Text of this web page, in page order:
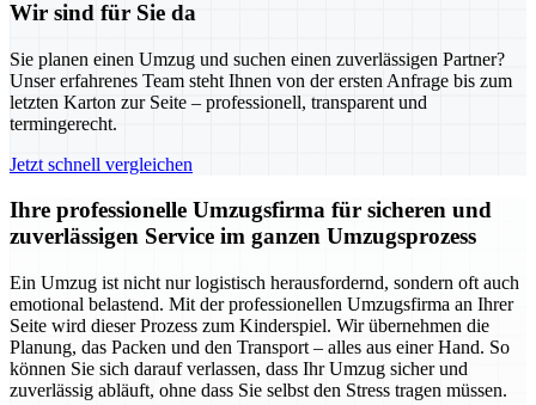
Wir sind für Sie da
Sie planen einen Umzug und suchen einen zuverlässigen Partner?
Unser erfahrenes Team steht Ihnen von der ersten Anfrage bis zum
letzten Karton zur Seite – professionell, transparent und
termingerecht.
Jetzt schnell vergleichen
Ihre professionelle Umzugsfirma für sicheren und
zuverlässigen Service im ganzen Umzugsprozess
Ein Umzug ist nicht nur logistisch herausfordernd, sondern oft auch
emotional belastend. Mit der professionellen Umzugsfirma an Ihrer
Seite wird dieser Prozess zum Kinderspiel. Wir übernehmen die
Planung, das Packen und den Transport – alles aus einer Hand. So
können Sie sich darauf verlassen, dass Ihr Umzug sicher und
zuverlässig abläuft, ohne dass Sie selbst den Stress tragen müssen.